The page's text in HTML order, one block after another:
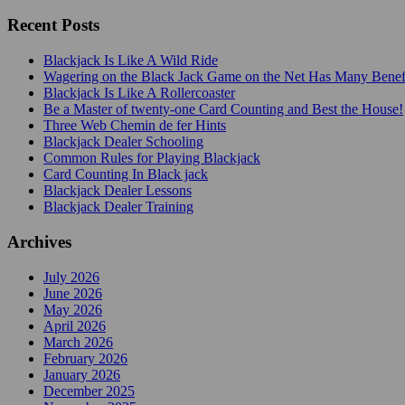
Recent Posts
Blackjack Is Like A Wild Ride
Wagering on the Black Jack Game on the Net Has Many
Blackjack Is Like A Rollercoaster
Be a Master of twenty-one Card Counting and Best the House!
Three Web Chemin de fer Hints
Blackjack Dealer Schooling
Common Rules for Playing Blackjack
Card Counting In Black jack
Blackjack Dealer Lessons
Blackjack Dealer Training
Archives
July 2026
June 2026
May 2026
April 2026
March 2026
February 2026
January 2026
December 2025